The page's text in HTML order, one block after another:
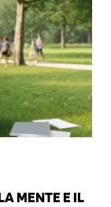
MENTE E IL